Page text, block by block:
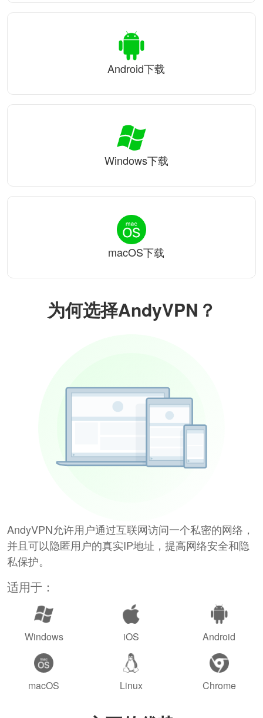
为何选择AndyVPN？
AndyVPN允许用户通过互联网访问一个私密的网络，
并且可以隐匿用户的真实IP地址，提高网络安全和隐
私保护。
适用于：
Windows iOS Android
macOS Linux Chrome
Android下载
Windows下载
macOS下载